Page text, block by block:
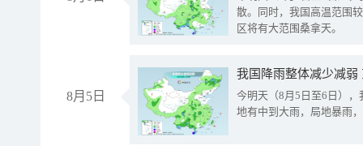
散。同时，我国高温范围
区将有大范围桑拿天。
8月5日
我国降雨整体减少减弱
今明天（8月5日至6日）
地有中到大雨，局地暴雨